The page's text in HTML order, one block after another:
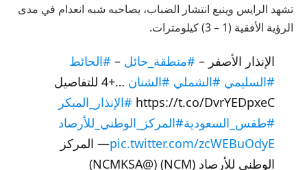
تشهد الرايس وينبع انتشار الضباب، يصاحبه شبه انعدام في مدى
الرؤية الأفقية (1 – 3) كيلومترات.
الإنذار الأصفر – #منطقة_حائل – #الحائط
#السليمي #الشملي #الشنان
…+4 للتفاصيل
https://t.co/DvrYEDpxeC #الإنذار_المبكر
#طقس_السعودية#المركز_الوطني_للأرصاد
pic.twitter.com/zcWEBuOdyE— المركز
الوطني للأرصاد (NCM) (@NCMKSA)